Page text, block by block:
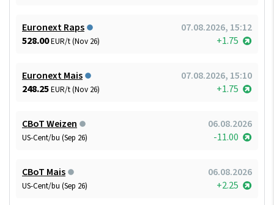
Euronext Raps
07.08.2026, 15:12
528.00EUR/t (Nov 26) +1.75
Euronext Mais
07.08.2026, 15:10
248.25EUR/t (Nov 26) +1.75
CBoT Weizen 06.08.2026
US-Cent/bu (Sep 26) -11.00
CBoT Mais 06.08.2026
US-Cent/bu (Sep 26) +2.25